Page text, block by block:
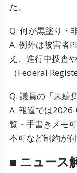
た。
Q. 何が黒塗り・
A. 例外は被害者
え、進行中捜査
（Federal
Q. 議員の「未編
A. 報道では
覧・手書きメモ
不可など制約が付
■ ニュース